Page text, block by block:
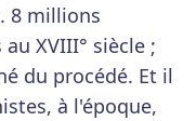
8 millions
XVIII° siècle ;
du procédé. Et il
à l'époque,